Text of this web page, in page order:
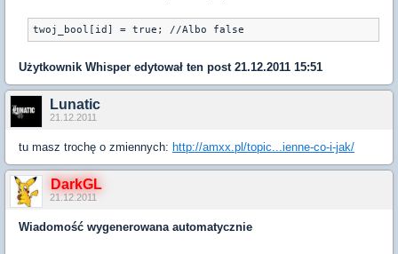
Użytkownik Whisper edytował ten post 21.12.2011 15:51
Lunatic
21.12.2011
tu masz trochę o zmiennych: http://amxx.pl/topic...ienne-co-i-jak/
DarkGL
21.12.2011
Wiadomość wygenerowana automatycznie